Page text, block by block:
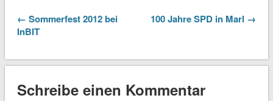
← Sommerfest 2012 bei
InBIT
100 Jahre SPD in Marl →
Schreibe einen Kommentar